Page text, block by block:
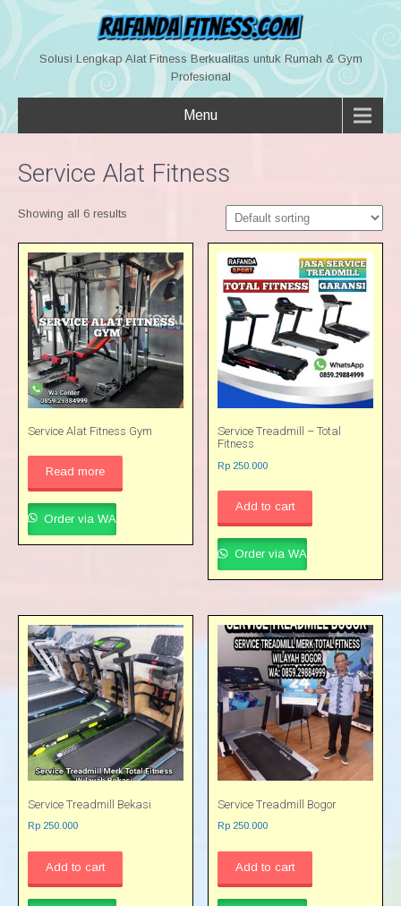
Solusi Lengkap Alat Fitness Berkualitas untuk Rumah & Gym
Profesional
Menu
Service Alat Fitness
Showing all 6 results
Service Alat Fitness Gym
Read more
Order via WA
Service Treadmill – Total
Fitness
Rp 250.000
Add to cart
Order via WA
Service Treadmill Bekasi
Rp 250.000
Add to cart
Service Treadmill Bogor
Rp 250.000
Add to cart